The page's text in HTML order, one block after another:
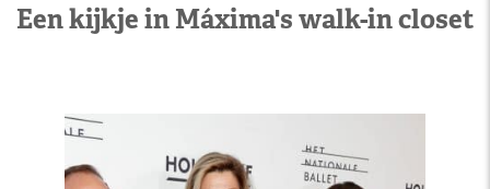
Een kijkje in Máxima's walk-in closet